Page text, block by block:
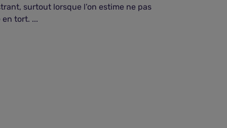
surtout lorsque l’on estime ne pas
en tort. ...